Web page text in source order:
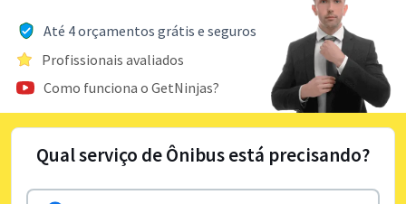
Até 4 orçamentos grátis e seguros
Profissionais avaliados
Como funciona o GetNinjas?
Qual serviço de Ônibus está precisando?